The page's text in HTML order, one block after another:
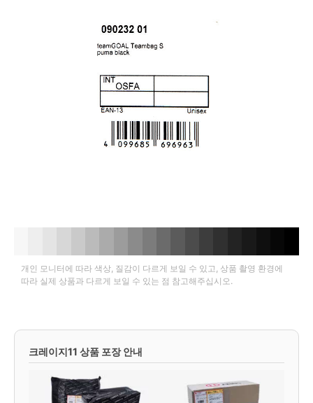
개인 모니터에 따라 색상, 질감이 다르게 보일 수 있고, 상품 촬영 환경에
따라 실제 상품과 다르게 보일 수 있는 점 참고해주십시오.
크레이지11 상품 포장 안내